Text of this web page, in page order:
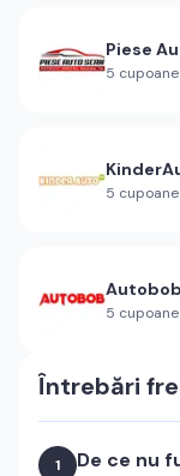
Piese
5 cupoane
5 cupoane
Autobob
5 cupoane
Întrebări
1 De ce nu